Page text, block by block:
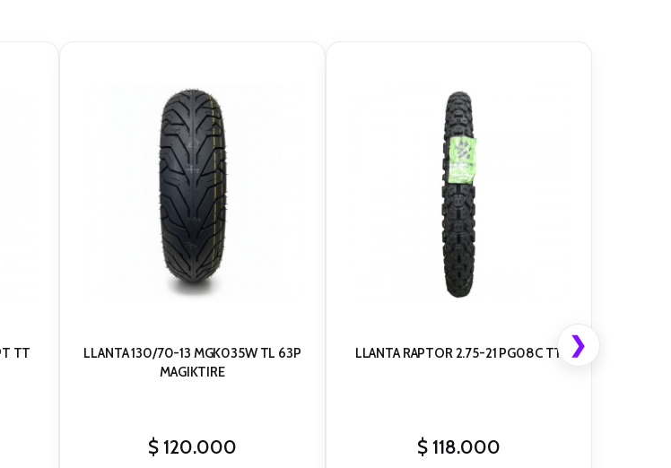
TT
LLANTA 130/70-13 MGK035W TL 63P
MAGIKTIRE
$ 120.000
LLANTA RAPTOR 2.75-21 PG08C TT
$ 118.000
❯